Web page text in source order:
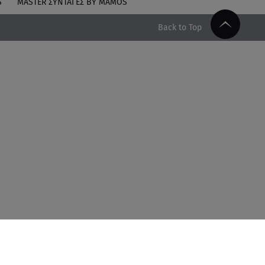
MASTER ΣΥΝΤΑΓΈΣ BY MAMOS
Back to Top